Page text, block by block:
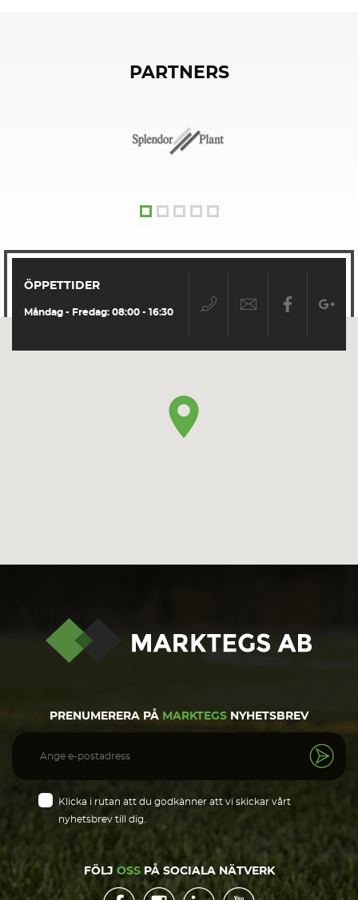
PARTNERS
ÖPPETTIDER
Måndag - Fredag: 08:00 - 16:30
PRENUMERERA PÅ MARKTEGS NYHETSBREV
Klicka i rutan att du godkänner att vi skickar vårt
nyhetsbrev till dig.
FÖLJ OSSPÅ SOCIALA NÄTVERK